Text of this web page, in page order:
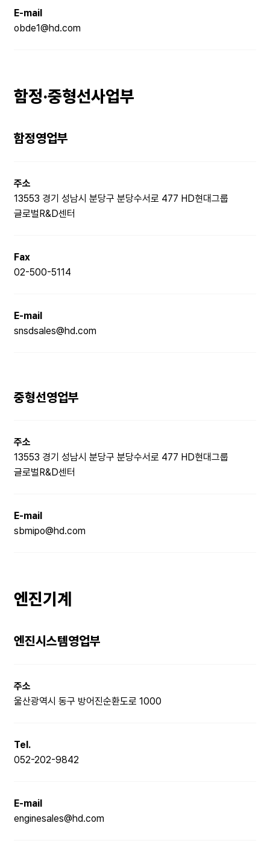
E-mail
obde1@hd.com
함정·중형선사업부
함정영업부
주소
13553 경기 성남시 분당구 분당수서로 477 HD현대그룹
글로벌R&D센터
Fax
02-500-5114
E-mail
snsdsales@hd.com
중형선영업부
주소
13553 경기 성남시 분당구 분당수서로 477 HD현대그룹
글로벌R&D센터
E-mail
sbmipo@hd.com
엔진기계
엔진시스템영업부
주소
울산광역시 동구 방어진순환도로 1000
Tel.
052-202-9842
E-mail
enginesales@hd.com